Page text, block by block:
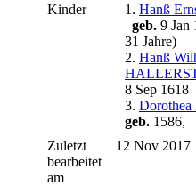
Kinder
1. Hanß
geb. 9 Jan
31 Jahre)
2. Hanß
8 Sep 1618
3.
geb. 1586,
Zuletzt
bearbeitet
am
12 Nov 2017